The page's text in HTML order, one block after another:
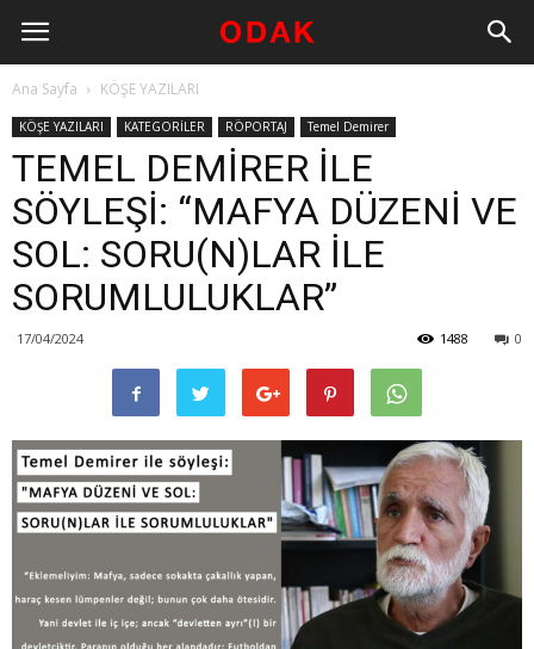
Ana Sayfa KÖŞE YAZILARI
KÖŞE YAZILARI KATEGORİLER RÖPORTAJ Temel Demirer
TEMEL DEMİRER İLE
SÖYLEŞİ: “MAFYA DÜZENİ VE
SOL: SORU(N)LAR İLE
SORUMLULUKLAR”
17/04/2024 0
1488